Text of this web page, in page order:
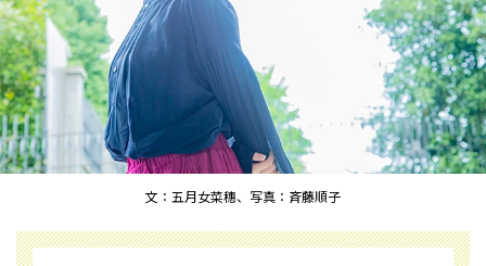
文：五月女菜穗、写真：斉藤順子